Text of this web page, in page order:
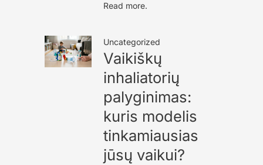
Read more.
Uncategorized
Vaikiškų
inhaliatorių
palyginimas:
kuris modelis
tinkamiausias
jūsų vaikui?